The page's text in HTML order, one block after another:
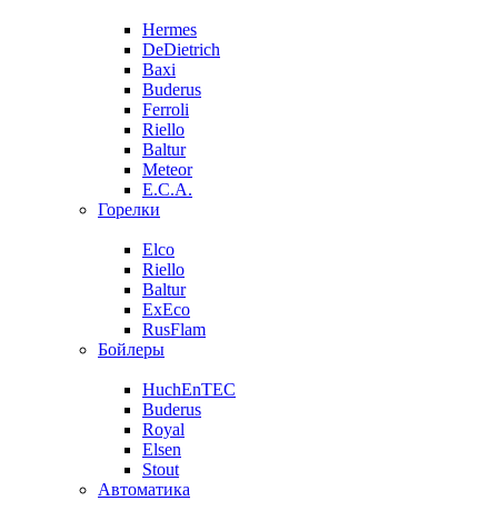
Hermes
DeDietrich
Baxi
Buderus
Ferroli
Riello
Baltur
Meteor
E.C.A.
Горелки
Elco
Riello
Baltur
ExEco
RusFlam
Бойлеры
HuchEnTEC
Buderus
Royal
Elsen
Stout
Автоматика